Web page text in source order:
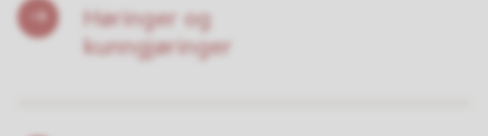
Høringer og
kunngjøringer